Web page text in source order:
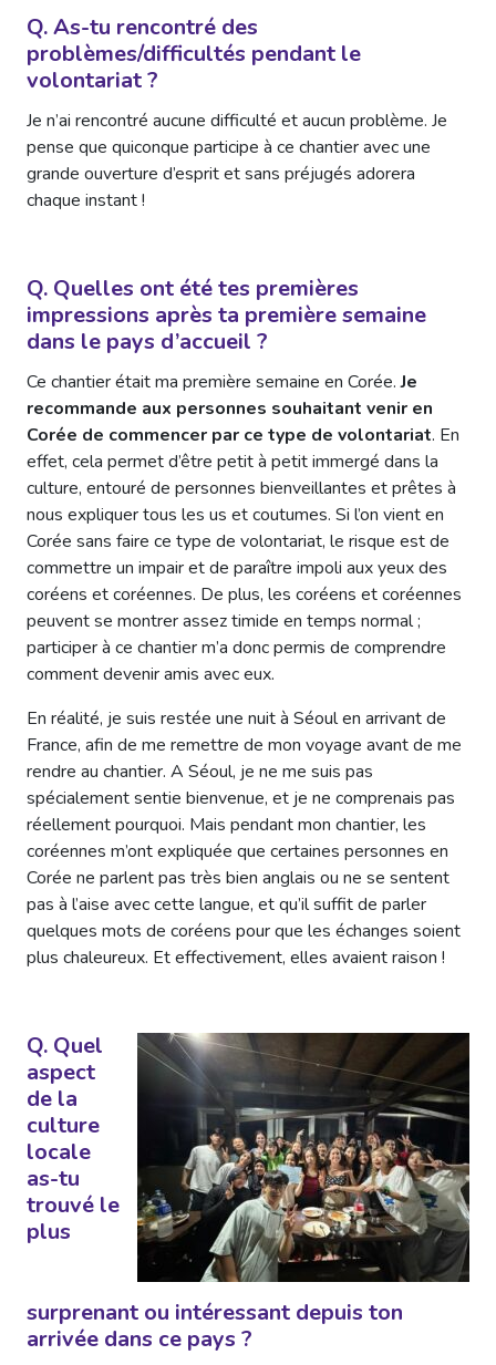
Q. As-tu rencontré des
problèmes/difficultés pendant le
volontariat ?
Je n’ai rencontré aucune difficulté et aucun problème. Je
pense que quiconque participe à ce chantier avec une
grande ouverture d’esprit et sans préjugés adorera
chaque instant !
Q. Quelles ont été tes premières
impressions après ta première semaine
dans le pays d’accueil ?
Ce chantier était ma première semaine en Corée.Je
recommande aux personnes souhaitant venir en
Corée de commencer par ce type de volontariat. En
effet, cela permet d’être petit à petit immergé dans la
culture, entouré de personnes bienveillantes et prêtes à
nous expliquer tous les us et coutumes. Si l’on vient en
Corée sans faire ce type de volontariat, le risque est de
commettre un impair et de paraître impoli aux yeux des
coréens et coréennes. De plus, les coréens et coréennes
peuvent se montrer assez timide en temps normal ;
participer à ce chantier m’a donc permis de comprendre
comment devenir amis avec eux.
En réalité, je suis restée une nuit à Séoul en arrivant de
France, afin de me remettre de mon voyage avant de me
rendre au chantier. A Séoul, je ne me suis pas
spécialement sentie bienvenue, et je ne comprenais pas
réellement pourquoi. Mais pendant mon chantier, les
coréennes m’ont expliquée que certaines personnes en
Corée ne parlent pas très bien anglais ou ne se sentent
pas à l’aise avec cette langue, et qu’il suffit de parler
quelques mots de coréens pour que les échanges soient
plus chaleureux. Et effectivement, elles avaient raison !
Q. Quel
aspect
de la
culture
locale
as-tu
trouvé le
plus
surprenant ou intéressant depuis ton
arrivée dans ce pays ?